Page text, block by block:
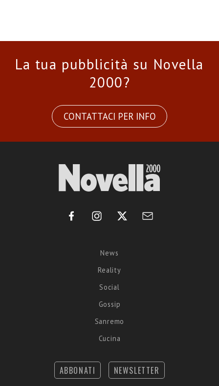
La tua pubblicità su Novella
2000?
CONTATTACI PER INFO
News
Reality
Social
Gossip
Sanremo
Cucina
ABBONATI NEWSLETTER